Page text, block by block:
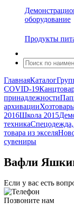
оборудование
Продукты
ГлавнаяКаталог
COVID-19
принадлежности
архивации
2016Школа 2015
техника
товара из экселя
сувениры
Вафли
Если у вас есть
Позвоните нам